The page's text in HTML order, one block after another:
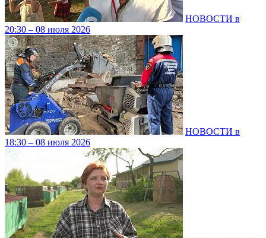
НОВОСТИ в
20:30 – 08 июля 2026
НОВОСТИ в
18:30 – 08 июля 2026